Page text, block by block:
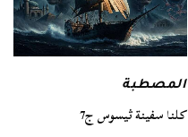
المصطبة
كلنا سفينة ثيسوس ج7